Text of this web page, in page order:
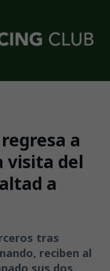
a
visita del
a
tras
reciben al
sus dos